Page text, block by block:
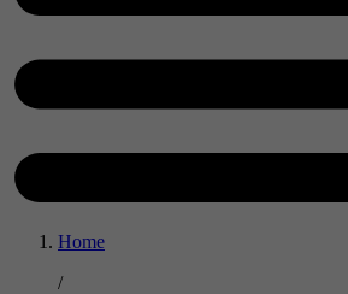
Home
/